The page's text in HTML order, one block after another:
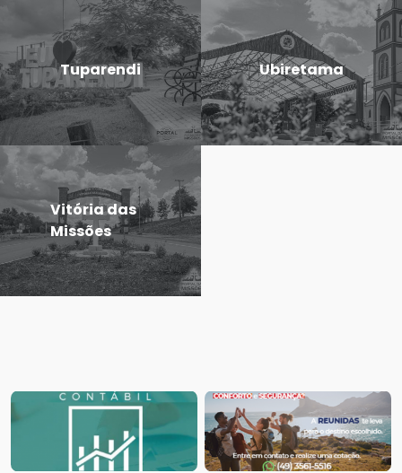
Tuparendi Ubiretama
Vitória das
Missões